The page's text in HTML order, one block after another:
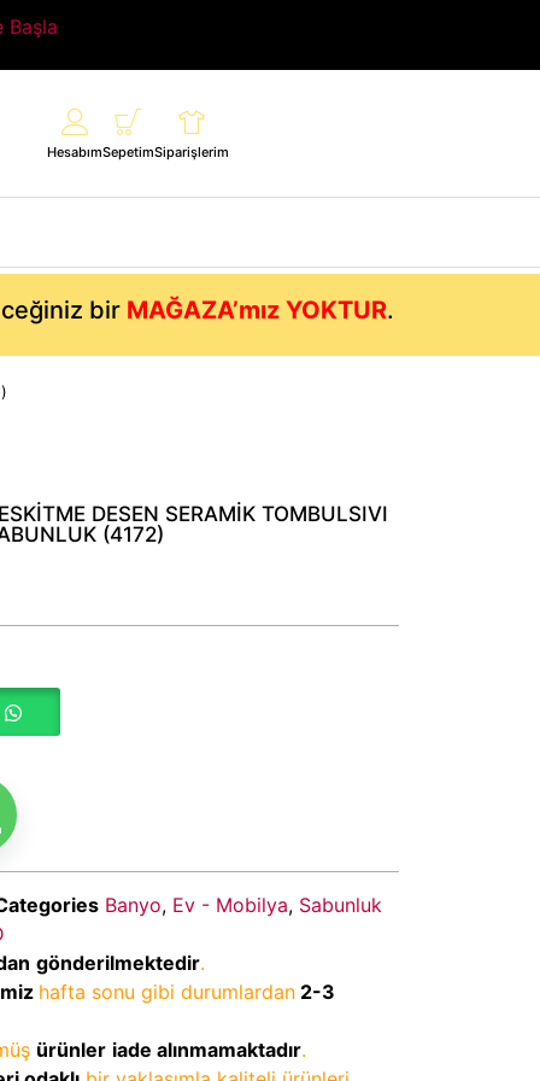
Başla
HesabımSepetimSiparişlerim
bir MAĞAZA’mız YOKTUR.
DESEN SERAMİK TOMBULSIVI
(4172)
Banyo, Ev - Mobilya, Sabunluk
gönderilmektedir.
hafta sonu gibi durumlardan 2-3
ürünler iade alınmamaktadır.